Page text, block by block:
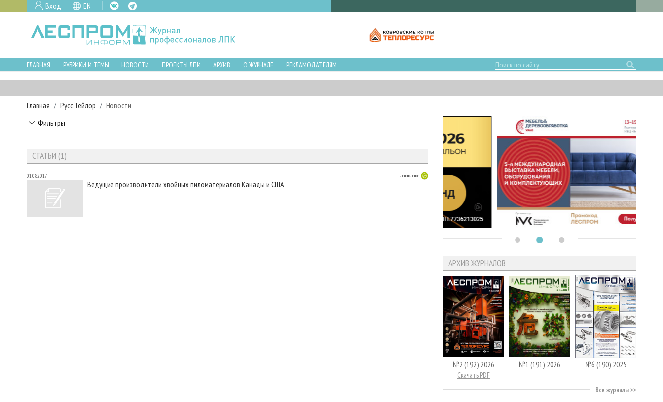
Вход EN
ГЛАВНАЯ РУБРИКИ И ТЕМЫ НОВОСТИ ПРОЕКТЫ ЛПИ АРХИВ О ЖУРНАЛЕ РЕКЛАМОДАТЕЛЯМ
Главная Русс Тейлор
Новости
Фильтры
СТАТЬИ (1)
01.08.2017 Лесопиление
Ведущие производители хвойных пиломатериалов Канады и США
АРХИВ ЖУРНАЛОВ
№2 (192) 2026
Скачать PDF
№1 (191) 2026 №6 (190) 2025
Все журналы